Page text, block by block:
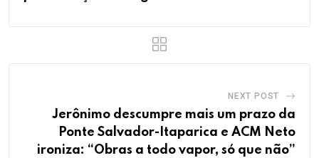
NEXT POST
Jerônimo descumpre mais um prazo da
Ponte Salvador-Itaparica e ACM Neto
ironiza: “Obras a todo vapor, só que não”